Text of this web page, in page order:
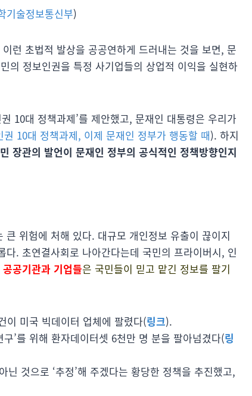
기술정보통신부)
런 초법적 발상을 공공연하게 드러내는 것을 보면, 문
의 정보인권을 특정 사기업들의 상업적 이익을 실현하
10대 정책과제’를 제안했고, 문재인 대통령은 우리가
권 10대 정책과제, 이제 문재인 정부가 행동할 때). 하지
장관의 발언이 문재인 정부의 공식적인 정책방향인지
위험에 처해 있다. 대규모 개인정보 유출이 끊이지
. 초연결사회로 나아간다는데 국민의 프라이버시, 인
공공기관과 기업들은 국민들이 믿고 맡긴 정보를 팔기
이 미국 빅데이터 업체에 팔렸다(링크).
’를 위해 환자데이터셋 6천만 명 분을 팔아넘겼다(링
것으로 ‘추정’해 주겠다는 황당한 정책을 추진했고,